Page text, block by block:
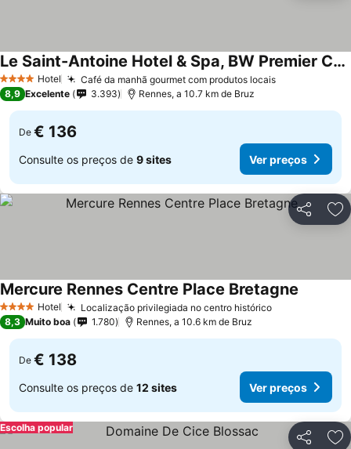
4 EstrelasHotel Café da manhã gourmet com produtos locaisVer preços
Le Saint-Antoine Hotel & Spa, BW Premier Collection
Ver preços
8,9 Excelente 3.393 Rennes, a 10.7 km de Bruz
De € 136
Consulte os preços de 9 sites Ver preços
Partilhar
4 EstrelasHotel Localização privilegiada no centro históricoVer preços
Mercure Rennes Centre Place Bretagne
8,3 Muito boa 1.780 Rennes, a 10.6 km de Bruz
De € 138
Consulte os preços de 12 sites Ver preços
Partilhar
Escolha popular